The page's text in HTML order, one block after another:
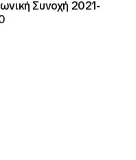
Συνοχή 2021-